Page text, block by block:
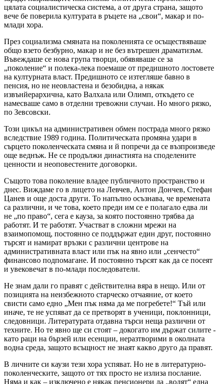
цялата социалистическа система, а от друга страна, защото
вече бе поверила културата в ръцете на „свои“, макар и по-
млади хора.
През социализма смяната на поколенията се осъществяваше
общо взето безбурно, макар и не без вътрешен драматизъм.
Въвеждаше се нова група творци, обявяваше се за
„поколение“ и полека-лека поемаше от предишното лостовете
на културната власт. Предишното се изтегляше бавно в
пенсия, но не неовластена и безобидна, а някак
извънйерархична, като Валхала или Олимп, откъдето се
намесваше само в отделни тревожни случаи. Но много рязко,
по Зевсовски.
Този цикъл на административен обмен пострада много рязко
вследствие 1989 година. Политическата промяна удари в
сърцето поколенческата смяна и й попречи да се възпроизведе
още веднъж. Не се продължи династията на споделените
ценности и неоповестените договорки.
Същото това поколение владее публичното пространство и
днес. Виждаме го в лицето на Левчев, Антон Дончев, Стефан
Цанев и още доста други. То напълно осъзнава, че времената
са различни, и че това, което преди им се е полагало едва ли
не „по право“, сега е кауза, за която постоянно трябва да
работят. И те работят. Участват в сложни мрежи на
взаимопомощ, постоянно се поддържат един друг, постоянно
търсят и намират връзки с различни центрове на
административната власт или пък на явно или „сенчесто“
финансово подпомагане. И постоянно търсят как да се посеят
и увековечат в по-млади последователи.
Не знам дали го правят с действителна вяра в нещо. Или от
позицията на неизбежното старческо отчаяние, от което
свисти само едно „Мен пък няма да ме погребете!“ Тъй или
иначе, те не успяват да се претворят в ученици, поклонници,
следовници. Литературата отдавна търси неща различни от
техните. Но те явно ще си стоят – докогато им държат силите -
като раци на бързей или есенции, неразтворими в околната
водна среда, защото всъщност не знаят какво друго да правят.
В личните си каузи тези хора успяват. Но не в литературно-
поколенческите, защото от тях просто не излиза послание.
Няма и как – изключено е някак пенсионери да „водят“ една